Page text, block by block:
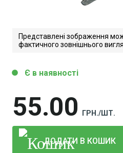
Представлені зображення
фактичного зовнішнього
55 00 ГРН./ШТ.
circle Є в наявності
ДОДАТИ В КОШИК